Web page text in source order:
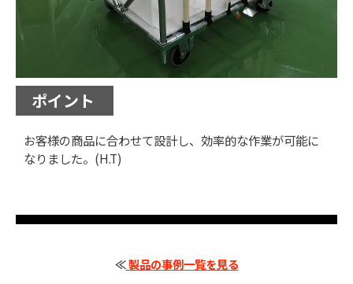
ポイント
お客様の商品に合わせて設計し、効率的な作業が可能に
なりました。(H.T)
≪製品の事例一覧を見る